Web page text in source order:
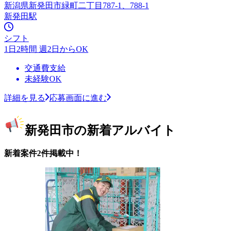
新潟県新発田市緑町二丁目787-1、788-1
新発田駅
シフト
1日2時間 週2日からOK
交通費支給
未経験OK
詳細を見る 応募画面に進む
新発田市の新着アルバイト
新着案件2件掲載中！